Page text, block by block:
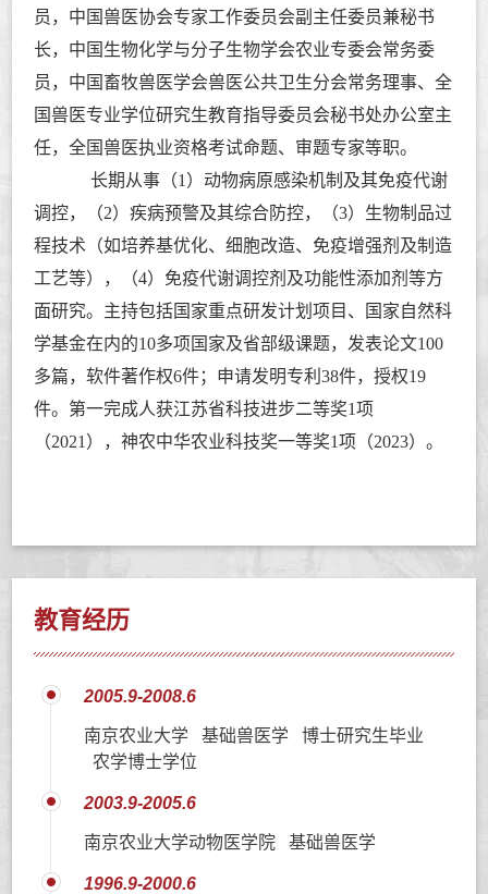
员，中国兽医协会专家工作委员会副主任委员兼秘书
长，中国生物化学与分子生物学会农业专委会常务委
员，中国畜牧兽医学会兽医公共卫生分会常务理事、全
国兽医专业学位研究生教育指导委员会秘书处办公室主
任，全国兽医执业资格考试命题、审题专家等职。
长期从事（1）动物病原感染机制及其免疫代谢
调控，（2）疾病预警及其综合防控，（3）生物制品过
程技术（如培养基优化、细胞改造、免疫增强剂及制造
工艺等），（4）免疫代谢调控剂及功能性添加剂等方
面研究。主持包括国家重点研发计划项目、国家自然科
学基金在内的10多项国家及省部级课题，发表论文100
多篇，软件著作权6件；申请发明专利38件，授权19
件。第一完成人获江苏省科技进步二等奖1项
（2021），神农中华农业科技奖一等奖1项（2023）。
教育经历
2005.9-2008.6
南京农业大学 基础兽医学 博士研究生毕业
农学博士学位
2003.9-2005.6
南京农业大学动物医学院 基础兽医学
1996.9-2000.6